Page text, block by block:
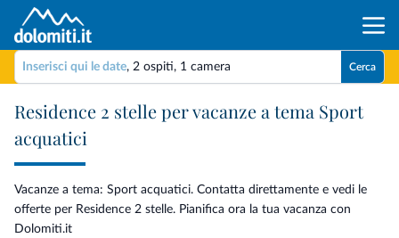
Inserisci qui le date, 2 ospiti, 1 camera Cerca
Residence 2 stelle per vacanze a tema Sport
acquatici
Vacanze a tema: Sport acquatici. Contatta direttamente e vedi le
offerte per Residence 2 stelle. Pianifica ora la tua vacanza con
Dolomiti.it